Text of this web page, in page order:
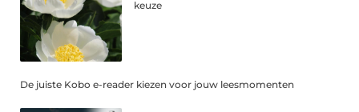
keuze
De juiste Kobo e-reader kiezen voor jouw leesmomenten